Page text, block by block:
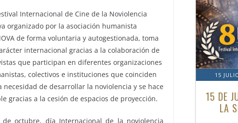
Internacional de Cine de la Noviolencia
organizado por la asociación humanista
de forma voluntaria y autogestionada, toma
internacional gracias a la colaboración de
que participan en diferentes organizaciones
colectivos e instituciones que coinciden
necesidad de desarrollar la noviolencia y se hace
gracias a la cesión de espacios de proyección.
de octubre, día Internacional de la noviolencia
15
15 DE
LA